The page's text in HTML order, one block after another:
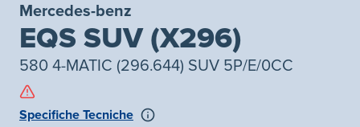
Mercedes-benz
EQS SUV (X296)
580 4-MATIC (296.644) SUV 5P/E/0CC
Specifiche Tecniche